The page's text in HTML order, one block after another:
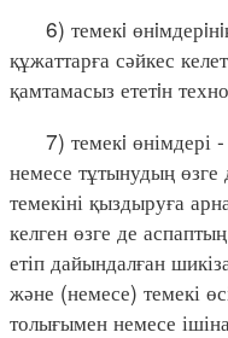
6) темекi өнiмдерiнiң
құжаттарға сәйкес
қамтамасыз ететiн
7) темекi өнімдері -
немесе тұтынудың өзге
темекіні қыздыруға
келген өзге де
етіп дайындалған
және (немесе) темекі
толығымен немесе